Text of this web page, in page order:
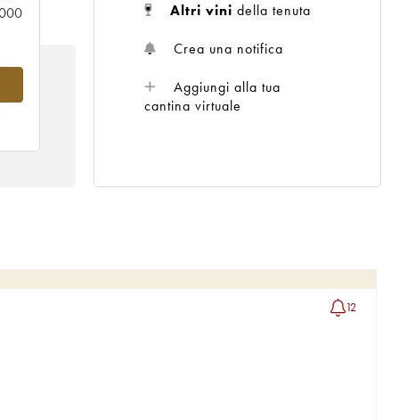
Altri vini della tenuta
Crea una notifica
Aggiungi alla tua
cantina virtuale
12